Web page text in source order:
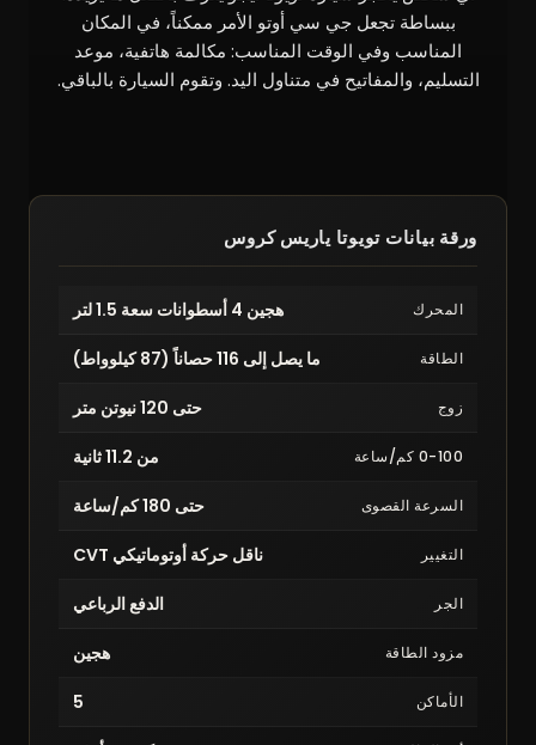
ببساطة تجعل جي سي أوتو الأمر ممكناً، في المكان
المناسب وفي الوقت المناسب: مكالمة هاتفية، موعد
التسليم، والمفاتيح في متناول اليد. وتقوم السيارة بالباقي.
ورقة بيانات تويوتا ياريس كروس
المحرك هجين 4 أسطوانات سعة 1.5 لتر
الطاقة ما يصل إلى 116 حصاناً (87 كيلوواط)
زوج حتى 120 نيوتن متر
0-100 كم/ساعة من 11.2 ثانية
السرعة القصوى حتى 180 كم/ساعة
التغيير ناقل حركة أوتوماتيكي CVT
الجر الدفع الرباعي
مزود الطاقة هجين
الأماكن 5